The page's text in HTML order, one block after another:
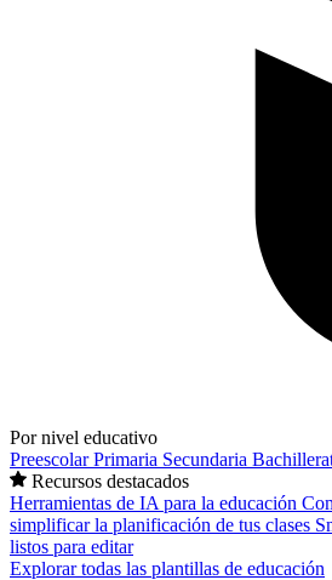
Por nivel educativo
PreescolarPrimaria Secundaria
Recursos destacados
Herramientas de IA para la educación
simplificar la planificación de tus clases
listos para editar
Explorar todas las plantillas de educación